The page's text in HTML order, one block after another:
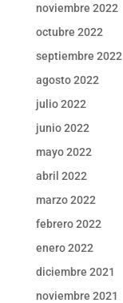
noviembre 2022
octubre 2022
septiembre 2022
agosto 2022
julio 2022
junio 2022
mayo 2022
abril 2022
marzo 2022
febrero 2022
enero 2022
diciembre 2021
noviembre 2021